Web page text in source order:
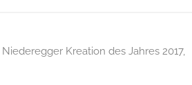
Niederegger Kreation des Jahres 2017,